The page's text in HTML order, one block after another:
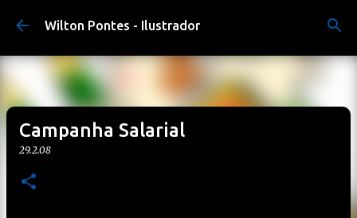
Pular para o conteúdo principal
Wilton Pontes - Ilustrador
Campanha Salarial
29.2.08